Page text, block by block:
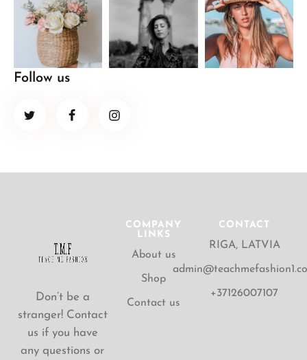
Follow us
Don’t be a
stranger! Contact
us if you have
any questions or
COMPANY
LINKS
About us
Shop
Contact us
CONTACT
RIGA, LATVIA
+37126007107